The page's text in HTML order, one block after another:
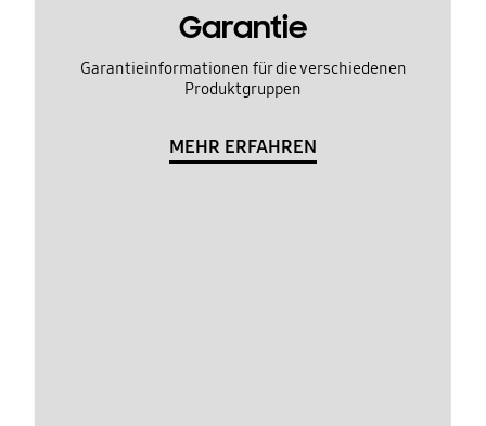
Garantie
Garantieinformationen für die verschiedenen
Produktgruppen
MEHR ERFAHREN